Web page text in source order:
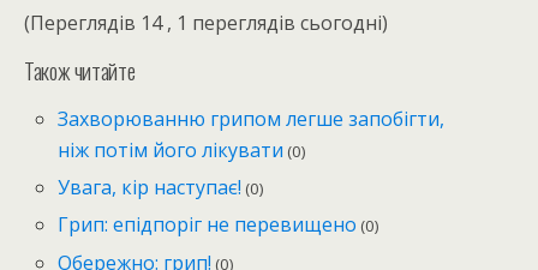
(Переглядів 14 , 1 переглядів сьогодні)
Також читайте
Захворюванню грипом легше запобігти,
ніж потім його лікувати (0)
Увага, кір наступає! (0)
Грип: епідпоріг не перевищено (0)
Обережно: грип! (0)